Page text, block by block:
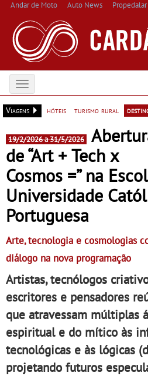
Andar de Moto Auto News Propedalar
Toggle
navigation
Viagens
hóteis turismo rural
19/2/2026 a 31/5/2026
de “Art + Tech x
Cosmos =” na
Universidade
Portuguesa
Arte, tecnologia e cosmologias
diálogo na nova programação
Artistas, tecnólogos
escritores e pensadores
que atravessam múltiplas
espiritual e do mítico às
tecnológicas e às lógicas
projetando futuros